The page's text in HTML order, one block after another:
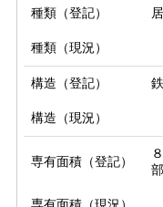
種類（登記）
種類（現況）
構造（登記）
構造（現況）
専有面積（登記）